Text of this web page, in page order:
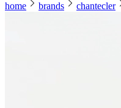
home brands chantecler